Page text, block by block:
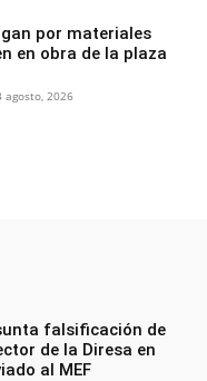
por materiales
en obra de la plaza
agosto, 2026
falsificación de
de la Diresa en
al MEF